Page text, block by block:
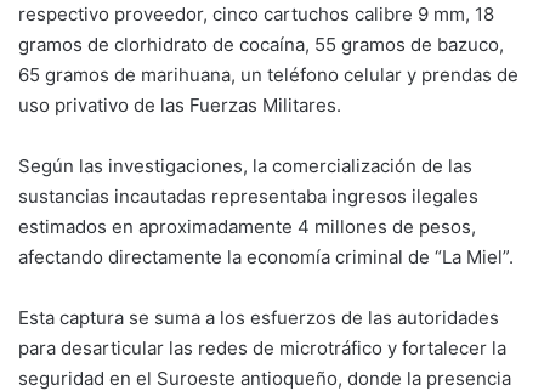
respectivo proveedor, cinco cartuchos calibre 9 mm, 18
gramos de clorhidrato de cocaína, 55 gramos de bazuco,
65 gramos de marihuana, un teléfono celular y prendas de
uso privativo de las Fuerzas Militares.
Según las investigaciones, la comercialización de las
sustancias incautadas representaba ingresos ilegales
estimados en aproximadamente 4 millones de pesos,
afectando directamente la economía criminal de “La Miel”.
Esta captura se suma a los esfuerzos de las autoridades
para desarticular las redes de microtráfico y fortalecer la
seguridad en el Suroeste antioqueño, donde la presencia